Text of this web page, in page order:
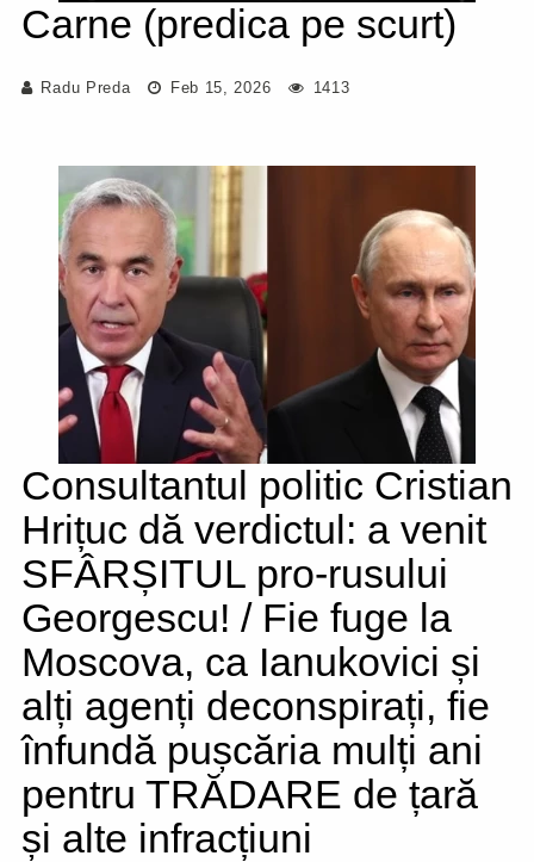
Carne (predica pe scurt)
Radu Preda Feb 15, 2026 1413
Consultantul politic Cristian
Hrițuc dă verdictul: a venit
SFÂRȘITUL pro-rusului
Georgescu! / Fie fuge la
Moscova, ca Ianukovici și
alți agenți deconspirați, fie
înfundă pușcăria mulți ani
pentru TRĂDARE de țară
și alte infracțiuni